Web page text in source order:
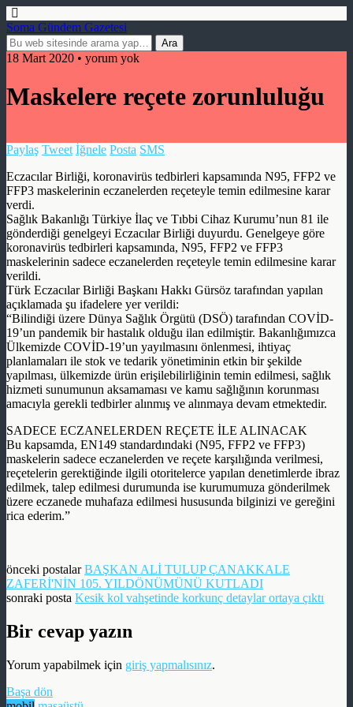
Soma Gündem Gazetesi
18 Mart 2020 • yorum yok
Maskelere reçete zorunluluğu
Paylaş Tweet İğnele Posta SMS
Eczacılar Birliği, koronavirüs tedbirleri kapsamında N95, FFP2 ve
FFP3 maskelerinin eczanelerden reçeteyle temin edilmesine karar
verdi.
Sağlık Bakanlığı Türkiye İlaç ve Tıbbi Cihaz Kurumu’nun 81 ile
gönderdiği genelgeyi Eczacılar Birliği duyurdu. Genelgeye göre
koronavirüs tedbirleri kapsamında, N95, FFP2 ve FFP3
maskelerinin sadece eczanelerden reçeteyle temin edilmesine karar
verildi.
Türk Eczacılar Birliği Başkanı Hakkı Gürsöz tarafından yapılan
açıklamada şu ifadelere yer verildi:
“Bilindiği üzere Dünya Sağlık Örgütü (DSÖ) tarafından COVİD-
19’un pandemik bir hastalık olduğu ilan edilmiştir. Bakanlığımızca
Ülkemizde COVİD-19’un yayılmasını önlenmesi, ihtiyaç
planlamaları ile stok ve tedarik yönetiminin etkin bir şekilde
yapılması, ülkemizde ürün erişilebilirliğinin temin edilmesi, sağlık
hizmeti sunumunun aksamaması ve kamu sağlığının korunması
amacıyla gerekli tedbirler alınmış ve alınmaya devam etmektedir.
SADECE ECZANELERDEN REÇETE İLE ALINACAK
Bu kapsamda, EN149 standardındaki (N95, FFP2 ve FFP3)
maskelerin sadece eczanelerden ve reçete karşılığında verilmesi,
reçetelerin gerektiğinde ilgili otoritelerce yapılan denetimlerde ibraz
edilmek, talep edilmesi durumunda ise kurumumuza gönderilmek
üzere eczanede muhafaza edilmesi hususunda bilginizi ve gereğini
rica ederim.”
önceki postalarBAŞKAN ALİ TULUP ÇANAKKALE
ZAFERİ'NİN 105. YILDÖNÜMÜNÜ KUTLADI
sonraki posta Kesik kol vahşetinde korkunç detaylar ortaya çıktı
Bir cevap yazın
Yorum yapabilmek için giriş yapmalısınız.
Başa dön